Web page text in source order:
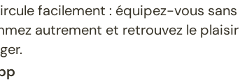
facilement : équipez-vous sans
autrement et retrouvez le plaisir